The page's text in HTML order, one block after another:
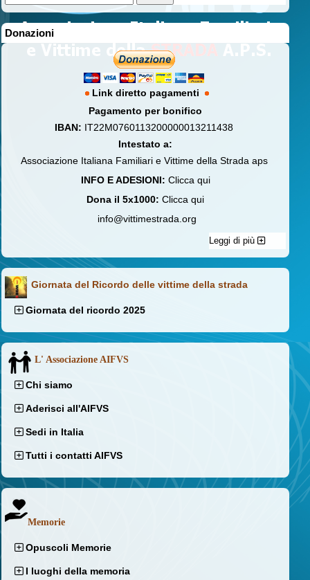
Donazioni
Link diretto pagamenti
Pagamento per bonifico
IBAN: IT22M0760113200000013211438
Intestato a:
Associazione Italiana Familiari e Vittime della Strada aps
INFO E ADESIONI: Clicca qui
Dona il 5x1000: Clicca qui
info@vittimestrada.org
Leggi di più
Giornata del Ricordo delle vittime della strada
Giornata del ricordo 2025
L' Associazione AIFVS
Chi siamo
Aderisci all'AIFVS
Sedi in Italia
Tutti i contatti AIFVS
Memorie
Opuscoli Memorie
I luoghi della memoria